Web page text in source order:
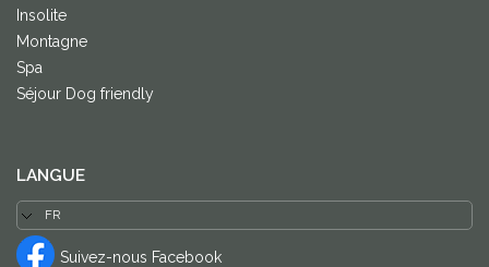
Insolite
Montagne
Spa
Séjour Dog friendly
LANGUE
Suivez-nous Facebook